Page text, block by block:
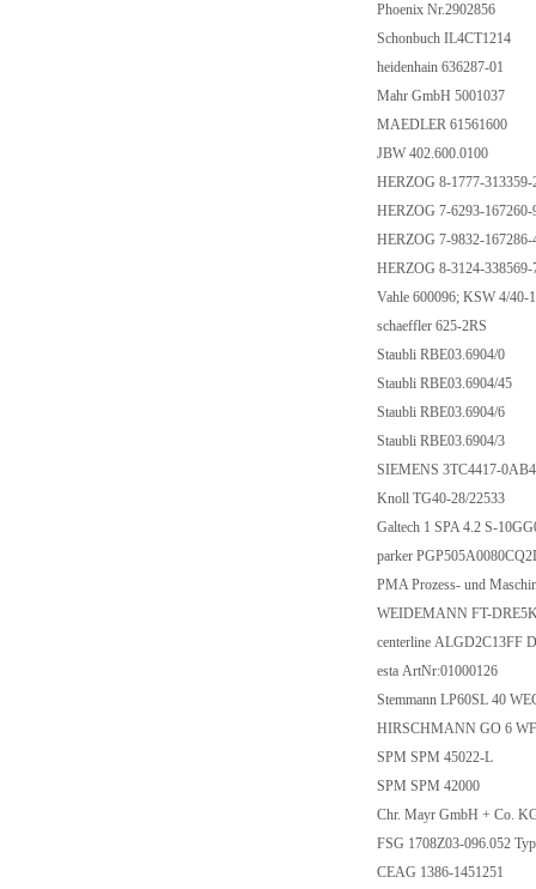
Phoenix Nr.2902856
Schonbuch IL4CT1214
heidenhain 636287-01
Mahr GmbH 5001037
MAEDLER 61561600
JBW 402.600.0100
HERZOG 8-1777-
HERZOG 7-6293-
HERZOG 7-9832-
HERZOG 8-3124-
Vahle 600096; KSW 4/40-
schaeffler 625-2RS
Staubli RBE03.6904/0
Staubli RBE03.6904/45
Staubli RBE03.6904/6
Staubli RBE03.6904/3
SIEMENS 3TC4417-
Knoll TG40-28/22533
Galtech 1 SPA 4.2 S-
parker
PMA Prozess- und
WEIDEMANN FT-
centerline ALGD2C13FF
esta ArtNr:01000126
Stemmann LP60SL 40
HIRSCHMANN GO 6
SPM SPM 45022-L
SPM SPM 42000
Chr. Mayr GmbH + Co.
FSG 1708Z03-096.052
CEAG 1386-1451251